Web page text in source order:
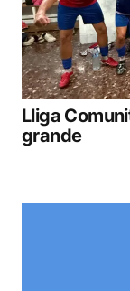
Lliga
grande